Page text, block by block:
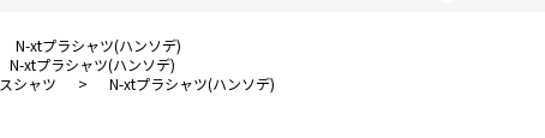
N-xtプラシャツ(ハンソデ)
N-xtプラシャツ(ハンソデ)
シャツ > N-xtプラシャツ(ハンソデ)